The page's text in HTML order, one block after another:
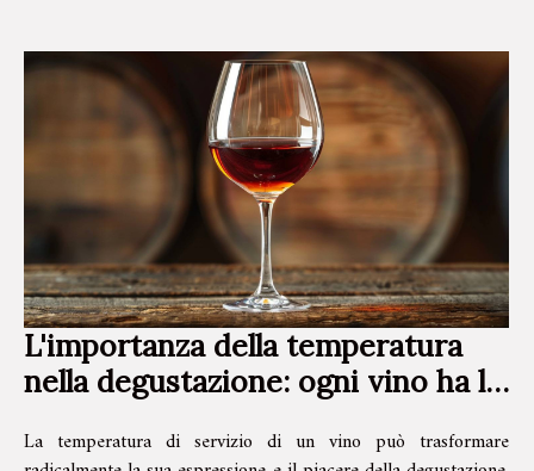
L'importanza della temperatura
nella degustazione: ogni vino ha la
La temperatura di servizio di un vino può trasformare